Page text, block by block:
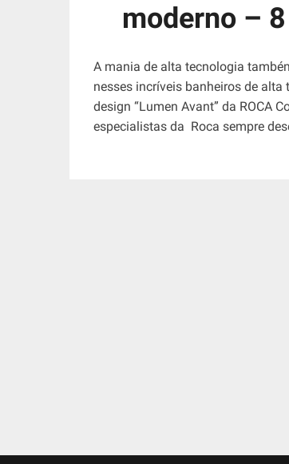
moderno –
A mania de alta tecnologia
nesses incríveis banheiros de
design “Lumen Avant” da ROCA
especialistas da Roca sempre